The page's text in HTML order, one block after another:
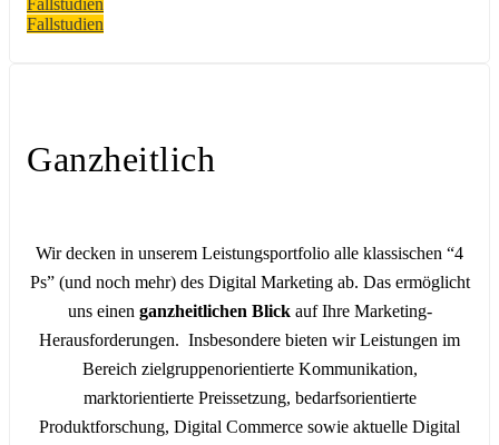
Fallstudien
Ganzheitlich
Wir decken in unserem Leistungsportfolio alle klassischen “4
Ps” (und noch mehr) des Digital Marketing ab. Das ermöglicht
uns einen ganzheitlichen Blickauf Ihre Marketing-
Herausforderungen. Insbesondere bieten wir Leistungen im
Bereich zielgruppenorientierte Kommunikation,
marktorientierte Preissetzung, bedarfsorientierte
Produktforschung, Digital Commerce sowie aktuelle Digital